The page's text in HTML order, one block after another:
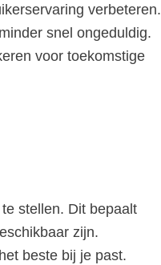
verbeteren.
snel ongeduldig.
voor toekomstige
stellen. Dit bepaalt
zijn.
beste bij je past.